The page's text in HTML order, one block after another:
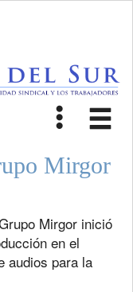
Toggle
Mirgor
Mirgor inició
en el
audios para la